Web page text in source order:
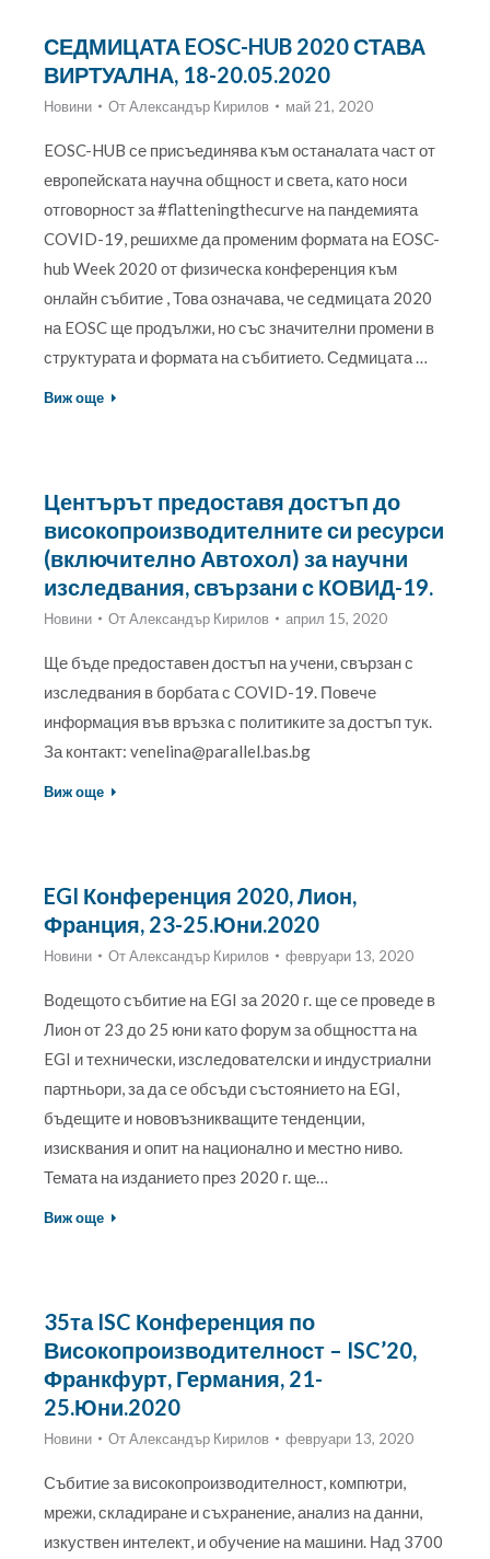
СЕДМИЦАТА EOSC-HUB 2020 СТАВА
ВИРТУАЛНА, 18-20.05.2020
Новини ОтАлександър Кирилов май 21, 2020
EOSC-HUB се присъединява към останалата част от
европейската научна общност и света, като носи
отговорност за #flatteningthecurve на пандемията
COVID-19, решихме да променим формата на EOSC-
hub Week 2020 от физическа конференция към
онлайн събитие , Това означава, че седмицата 2020
на EOSC ще продължи, но със значителни промени в
структурата и формата на събитието. Седмицата …
Виж още
Центърът предоставя достъп до
високопроизводителните си ресурси
(включително Автохол) за научни
изследвания, свързани с КОВИД-19.
Новини ОтАлександър Кирилов април 15, 2020
Ще бъде предоставен достъп на учени, свързан с
изследвания в борбата с COVID-19. Повече
информация във връзка с политиките за достъп тук.
За контакт: venelina@parallel.bas.bg
Виж още
EGI Конференция 2020, Лион,
Франция, 23-25.Юни.2020
Новини ОтАлександър Кирилов февруари 13, 2020
Водещото събитие на EGI за 2020 г. ще се проведе в
Лион от 23 до 25 юни като форум за общността на
EGI и технически, изследователски и индустриални
партньори, за да се обсъди състоянието на EGI,
бъдещите и нововъзникващите тенденции,
изисквания и опит на национално и местно ниво.
Темата на изданието през 2020 г. ще…
Виж още
35та ISC Конференция по
Високопроизводителност – ISC’20,
Франкфурт, Германия, 21-
25.Юни.2020
Новини ОтАлександър Кирилов февруари 13, 2020
Събитие за високопроизводителност, компютри,
мрежи, складиране и съхранение, анализ на данни,
изкуствен интелект, и обучение на машини. Над 3700